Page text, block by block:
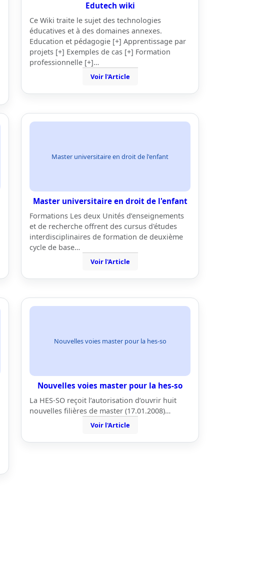
Edutech wiki
Ce Wiki traite le sujet des technologies
éducatives et à des domaines annexes.
Education et pédagogie [+] Apprentissage par
projets [+] Exemples de cas [+] Formation
professionnelle [+]…
Voir l'Article
Master universitaire en droit de l'enfant
Master universitaire en droit de l'enfant
Formations Les deux Unités d’enseignements
et de recherche offrent des cursus d'études
interdisciplinaires de formation de deuxième
cycle de base…
Voir l'Article
Nouvelles voies master pour la hes-so
Nouvelles voies master pour la hes-so
La HES-SO reçoit l’autorisation d’ouvrir huit
nouvelles filières de master (17.01.2008)…
Voir l'Article